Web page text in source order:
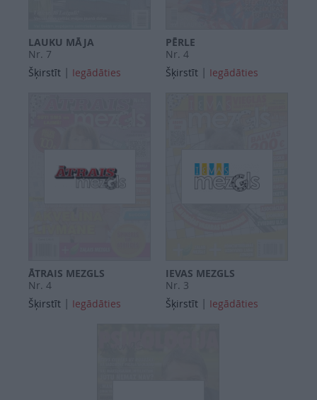
LAUKU MĀJA
Nr. 7
Šķirstīt | Iegādāties
PĒRLE
Nr. 4
Šķirstīt | Iegādāties
ĀTRAIS MEZGLS
Nr. 4
Šķirstīt | Iegādāties
IEVAS MEZGLS
Nr. 3
Šķirstīt | Iegādāties